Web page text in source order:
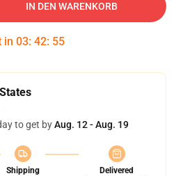
IN DEN WARENKORB
in 03: 42: 54
to get byAug. 12 - Aug. 19
Shipping
Delivered